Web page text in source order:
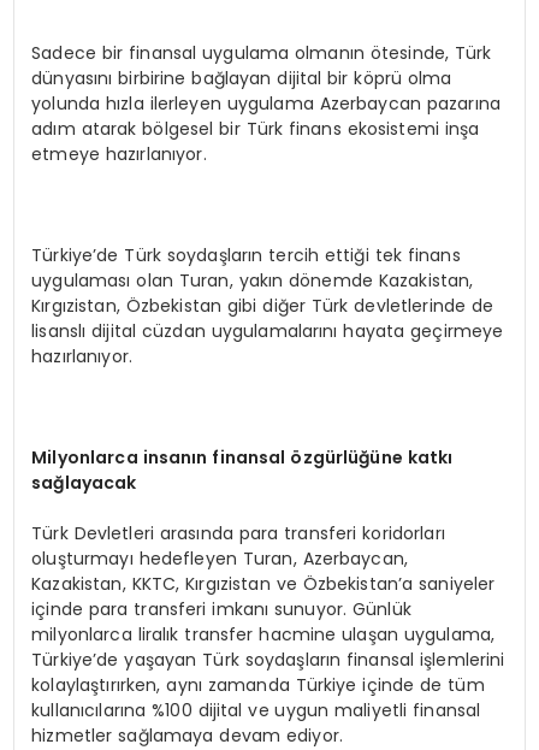
Sadece bir finansal uygulama olmanın ötesinde, Türk
dünyasını birbirine bağlayan dijital bir köprü olma
yolunda hızla ilerleyen uygulama Azerbaycan pazarına
adım atarak bölgesel bir Türk finans ekosistemi inşa
etmeye hazırlanıyor.
Türkiye’de Türk soydaşların tercih ettiği tek finans
uygulaması olan Turan, yakın dönemde Kazakistan,
Kırgızistan, Özbekistan gibi diğer Türk devletlerinde de
lisanslı dijital cüzdan uygulamalarını hayata geçirmeye
hazırlanıyor.
Milyonlarca insanın finansal özgürlüğüne katkı
sağlayacak
Türk Devletleri arasında para transferi koridorları
oluşturmayı hedefleyen Turan, Azerbaycan,
Kazakistan, KKTC, Kırgızistan ve Özbekistan’a saniyeler
içinde para transferi imkanı sunuyor. Günlük
milyonlarca liralık transfer hacmine ulaşan uygulama,
Türkiye’de yaşayan Türk soydaşların finansal işlemlerini
kolaylaştırırken, aynı zamanda Türkiye içinde de tüm
kullanıcılarına %100 dijital ve uygun maliyetli finansal
hizmetler sağlamaya devam ediyor.